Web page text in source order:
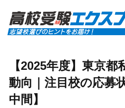
【2025年度】東京
動向｜注目校の応募
中間】